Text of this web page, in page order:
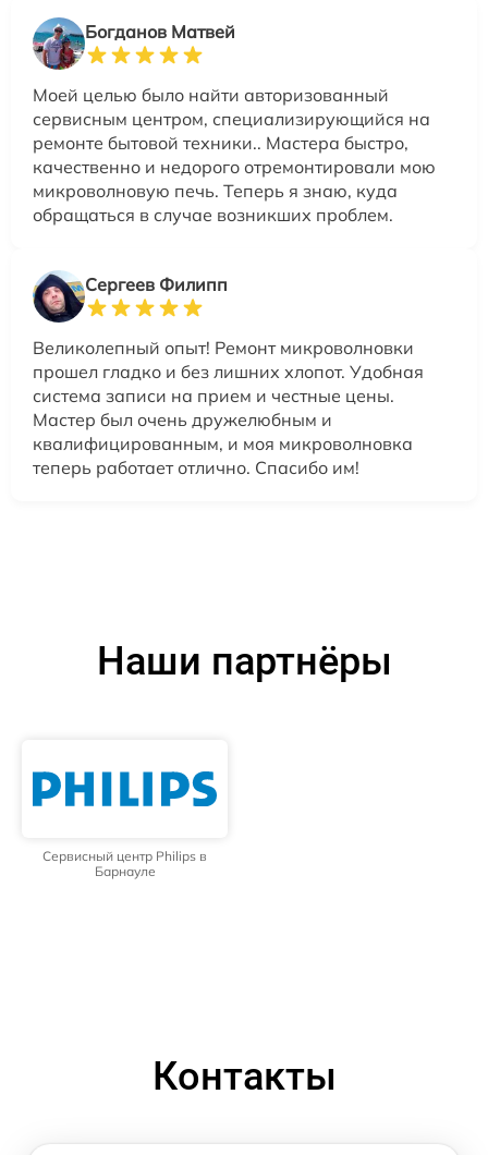
Богданов Матвей
Моей целью было найти авторизованный
сервисным центром, специализирующийся на
ремонте бытовой техники.. Мастера быстро,
качественно и недорого отремонтировали мою
микроволновую печь. Теперь я знаю, куда
обращаться в случае возникших проблем.
Сергеев Филипп
Великолепный опыт! Ремонт микроволновки
прошел гладко и без лишних хлопот. Удобная
система записи на прием и честные цены.
Мастер был очень дружелюбным и
квалифицированным, и моя микроволновка
теперь работает отлично. Спасибо им!
Наши партнёры
Сервисный центр Philips в
Барнауле
Контакты